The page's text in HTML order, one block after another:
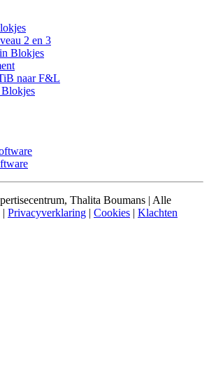
2 en 3
Blokjes
naar F&L
Thalita Boumans | Alle
Privacyverklaring | Cookies | Klachten